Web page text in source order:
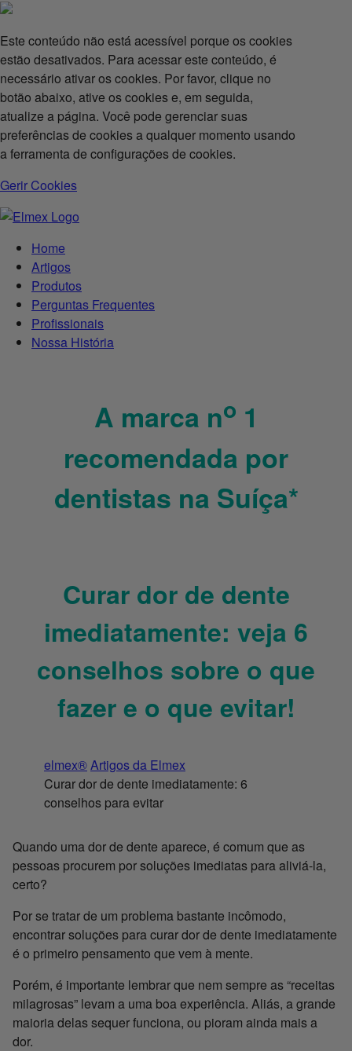
Este conteúdo não está acessível porque os cookies
estão desativados. Para acessar este conteúdo, é
necessário ativar os cookies. Por favor, clique no
botão abaixo, ative os cookies e, em seguida,
atualize a página. Você pode gerenciar suas
preferências de cookies a qualquer momento usando
a ferramenta de configurações de cookies.
Gerir Cookies
Home
Artigos
Produtos
Perguntas Frequentes
Profissionais
Nossa História
A marca no 1
recomendada por
dentistas na Suíça*
Curar dor de dente
imediatamente: veja 6
conselhos sobre o que
fazer e o que evitar!
elmex®Artigos da Elmex
Curar dor de dente imediatamente: 6
conselhos para evitar
Quando uma dor de dente aparece, é comum que as
pessoas procurem por soluções imediatas para aliviá-la,
certo?
Por se tratar de um problema bastante incômodo,
encontrar soluções para curar dor de dente imediatamente
é o primeiro pensamento que vem à mente.
Porém, é importante lembrar que nem sempre as “receitas
milagrosas” levam a uma boa experiência. Aliás, a grande
maioria delas sequer funciona, ou pioram ainda mais a
dor.